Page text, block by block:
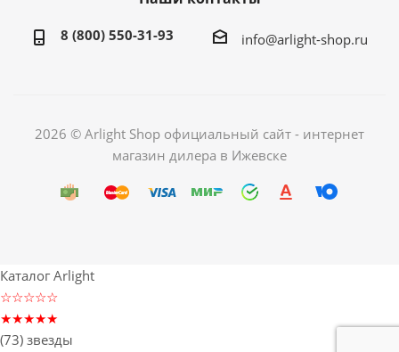
8 (800) 550-31-93 info@arlight-shop.ru
2026 © Arlight Shop официальный сайт - интернет
магазин дилера в Ижевске
Каталог Arlight
☆☆☆☆☆
★★★★★
(73) звезды